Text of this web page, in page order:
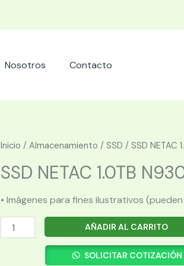
Nosotros Contacto
Inicio / Almacenamiento / SSD / SSD NETAC
SSD NETAC 1.0TB
• Imágenes para fines ilustrativos
SSD
NETAC
AÑADIR AL CARRITO
SOLICITAR COTIZACIÓN